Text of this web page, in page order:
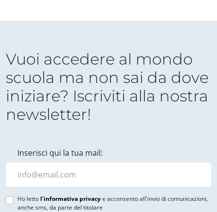
Vuoi accedere al mondo
scuola ma non sai da dove
iniziare? Iscriviti alla nostra
newsletter!
Inserisci qui la tua mail:
Ho letto l'informativa privacye acconsento all'invio di comunicazioni,
anche sms, da parte del titolare